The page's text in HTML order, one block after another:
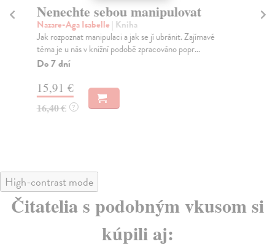
Nenechte sebou manipulovat
Nazare-Aga Isabelle | Kniha
Jak rozpoznat manipulaci a jak se jí ubránit. Zajímavé
téma je u nás v knižní podobě zpracováno popr...
Do 7 dní
15,91 €
16,40 € ?
High-contrast mode
Čitatelia s podobným vkusom si
kúpili aj: